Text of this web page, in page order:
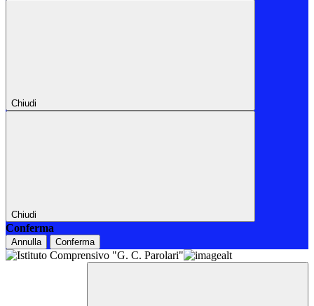
Chiudi
Chiudi
Conferma
Annulla Conferma